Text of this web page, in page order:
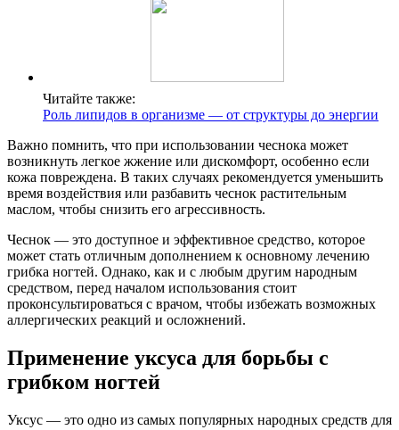
Читайте также:
Роль липидов в организме — от структуры до энергии
Важно помнить, что при использовании чеснока может
возникнуть легкое жжение или дискомфорт, особенно если
кожа повреждена. В таких случаях рекомендуется уменьшить
время воздействия или разбавить чеснок растительным
маслом, чтобы снизить его агрессивность.
Чеснок — это доступное и эффективное средство, которое
может стать отличным дополнением к основному лечению
грибка ногтей. Однако, как и с любым другим народным
средством, перед началом использования стоит
проконсультироваться с врачом, чтобы избежать возможных
аллергических реакций и осложнений.
Применение уксуса для борьбы с
грибком ногтей
Уксус — это одно из самых популярных народных средств для